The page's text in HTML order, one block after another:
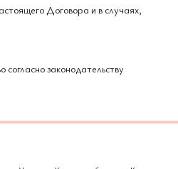
Договора и в случаях,
согласно законодательству